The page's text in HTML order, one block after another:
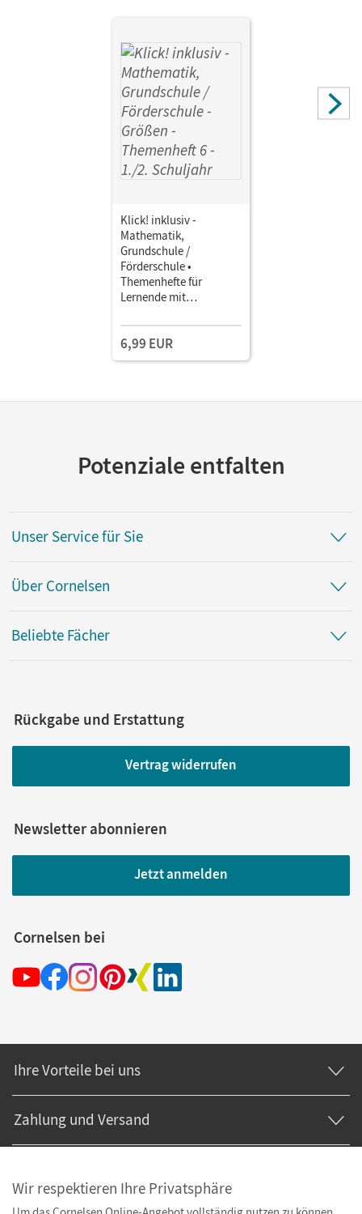
Klick! inklusiv -
Mathematik,
Grundschule /
Förderschule •
Themenhefte für
Lernende mit
Schuljahr Größen •
Themenheft 6
6,99 EUR
Potenziale entfalten
Unser Service für Sie
Über Cornelsen
Beliebte Fächer
Rückgabe und Erstattung
Vertrag widerrufen
Newsletter abonnieren
Jetzt anmelden
Cornelsen bei
Ihre Vorteile bei uns
Zahlung und Versand
Wir respektieren Ihre Privatsphäre